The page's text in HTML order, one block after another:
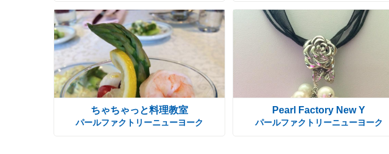
ちゃちゃっと料理教室
パールファクトリーニューヨーク
Pearl Factory New Y
パールファクトリーニューヨーク